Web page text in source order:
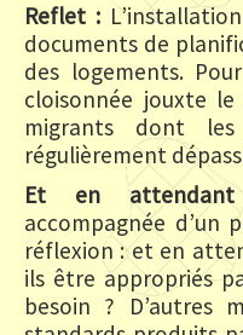
Reflet :
documents de
des logements.
cloisonnée jouxte le
migrants dont les
régulièrement
Et en
accompagnée
réflexion : et en
ils être appropriés
besoin ? D’autres